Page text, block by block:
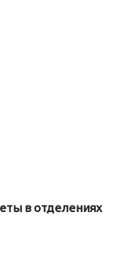
в отделениях